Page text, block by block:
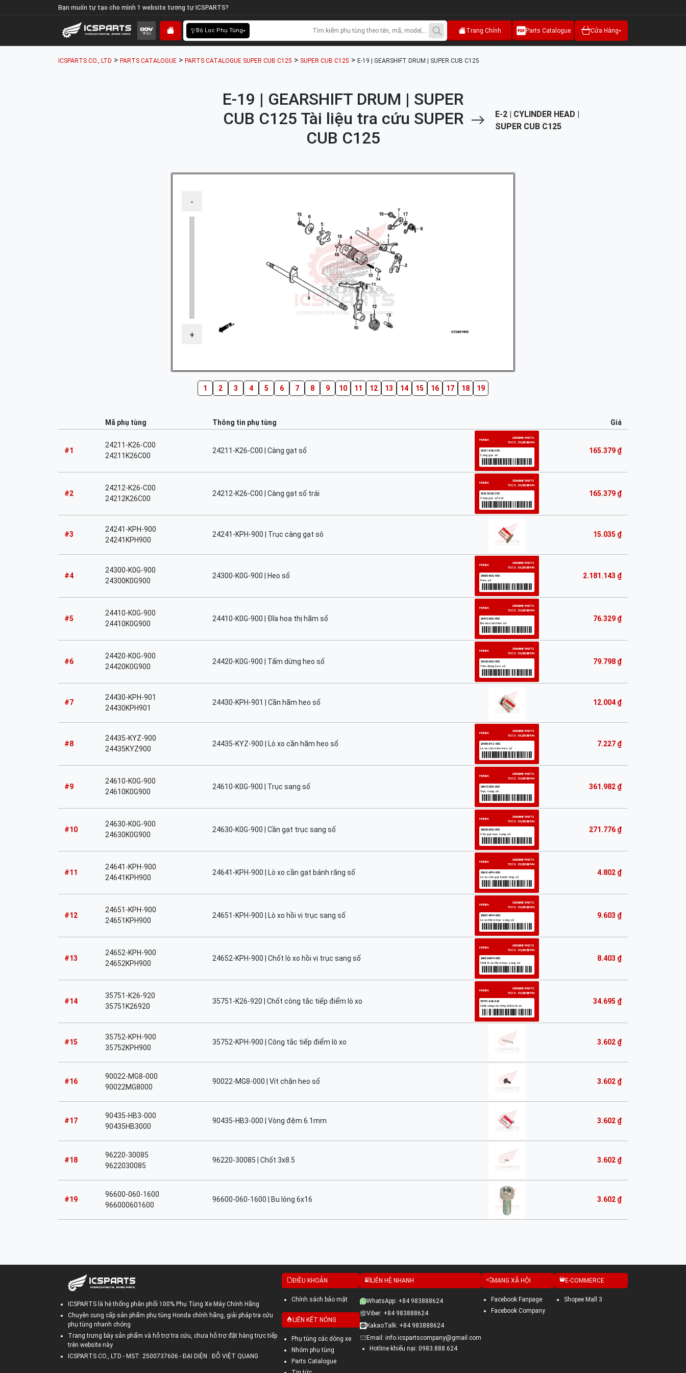
Bạn muốn tự tạo cho mình 1 website tương tự ICSPARTS?
Bộ Lọc Phụ Tùng Trang Chính Parts Catalogue Cửa Hàng
ICSPARTS CO., LTD > PARTS CATALOGUE > PARTS CATALOGUE SUPER CUB C125 > SUPER CUB C125 > E-19 | GEARSHIFT DRUM | SUPER CUB C125
E-19 | GEARSHIFT DRUM | SUPER
CUB C125 Tài liệu tra cứu SUPER
CUB C125
E-2 | CYLINDER HEAD |
SUPER CUB C125
-
+
1 2 3 4 5 6 7 8 9 10 11 12 13 14 15 16 17 18 19
Mã phụ tùng Thông tin phụ tùng Giá
#1
24211-K26-C00
24211K26C00
24211-K26-C00 | Càng gạt số 165.379 ₫
#2
24212-K26-C00
24212K26C00
24212-K26-C00 | Càng gạt số trái 165.379 ₫
#3
24241-KPH-900
24241KPH900
24241-KPH-900 | Trục càng gạt sô 15.035 ₫
#4
24300-K0G-900
24300K0G900
24300-K0G-900 | Heo số 2.181.143 ₫
#5
24410-K0G-900
24410K0G900
24410-K0G-900 | Đĩa hoa thị hãm số 76.329 ₫
#6
24420-K0G-900
24420K0G900
24420-K0G-900 | Tấm dừng heo số 79.798 ₫
#7
24430-KPH-901
24430KPH901
24430-KPH-901 | Cần hãm heo số 12.004 ₫
#8
24435-KYZ-900
24435KYZ900
24435-KYZ-900 | Lò xo cần hãm heo số 7.227 ₫
#9
24610-K0G-900
24610K0G900
24610-K0G-900 | Trục sang số 361.982 ₫
#10
24630-K0G-900
24630K0G900
24630-K0G-900 | Cần gạt trục sang số 271.776 ₫
#11
24641-KPH-900
24641KPH900
24641-KPH-900 | Lò xo cần gạt bánh răng số 4.802 ₫
#12
24651-KPH-900
24651KPH900
24651-KPH-900 | Lò xo hồi vị trục sang số 9.603 ₫
#13
24652-KPH-900
24652KPH900
24652-KPH-900 | Chốt lò xo hồi vị trục sang số 8.403 ₫
#14
35751-K26-920
35751K26920
35751-K26-920 | Chốt công tắc tiếp điểm lò xo 34.695 ₫
#15
35752-KPH-900
35752KPH900
35752-KPH-900 | Công tắc tiếp điểm lò xo 3.602 ₫
#16
90022-MG8-000
90022MG8000
90022-MG8-000 | Vít chặn heo số 3.602 ₫
#17
90435-HB3-000
90435HB3000
90435-HB3-000 | Vòng đệm 6.1mm 3.602 ₫
#18
96220-30085
9622030085
96220-30085 | Chốt 3x8.5 3.602 ₫
#19
96600-060-1600
966000601600
96600-060-1600 | Bu lông 6x16 3.602 ₫
ICSPARTS là hệ thống phân phối 100% Phụ Tùng Xe Máy Chính Hãng
Chuyên cung cấp sản phẩm phụ tùng Honda chính hãng, giải pháp tra cứu
phụ tùng nhanh chóng
Trang trưng bày sản phẩm và hỗ trợ tra cứu, chưa hỗ trợ đặt hàng trực tiếp
trên website này
ICSPARTS CO., LTD - MST: 2500737606 - ĐẠI DIỆN : ĐỖ VIỆT QUANG
ĐIỀU KHOẢN
Chính sách bảo mật
LIÊN KẾT NÓNG
Phụ tùng các dòng xe
Nhóm phụ tùng
Parts Catalogue
LIÊN HỆ NHANH
WhatsApp: +84 983888624
Viber: +84 983888624
KakaoTalk: +84 983888624
Email: info.icspartscompany@gmail.com
Hotline khiếu nại: 0983.888.624
MẠNG XÃ HỘI
Facebook Fanpage
Facebook Company
E-COMMERCE
Shopee Mall 3